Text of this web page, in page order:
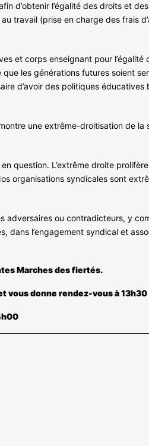
d’obtenir l’égalité des droits et des
travail (prise en charge des frais
et corps enseignant pour l’égalité
les générations futures soient
d’avoir des politiques éducatives
une extrême-droitisation de la
question. L’extrême droite
organisations syndicales sont
adversaires ou contradicteurs, y
dans l’engagement syndical et
Marches des fiertés.
vous donne rendez-vous à 13h30